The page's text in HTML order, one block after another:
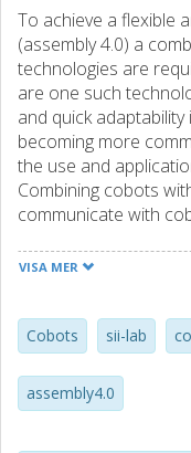
To achieve a flexible
(assembly 4.0) a
technologies are
are one such
and quick
becoming more
the use and
Combining cobots
communicate with
research experiment
feasibility, improving
industrial operation.
detail and the results
research directions.
VISA MER
Cobots sii-lab
assembly4.0